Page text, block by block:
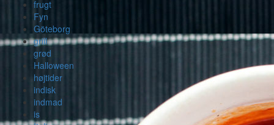
frugt
Fyn
Göteborg
grill
grød
Halloween
højtider
indisk
indmad
is